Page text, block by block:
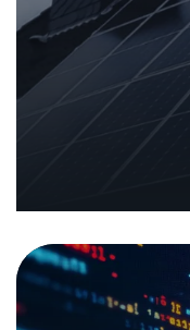
Analisi